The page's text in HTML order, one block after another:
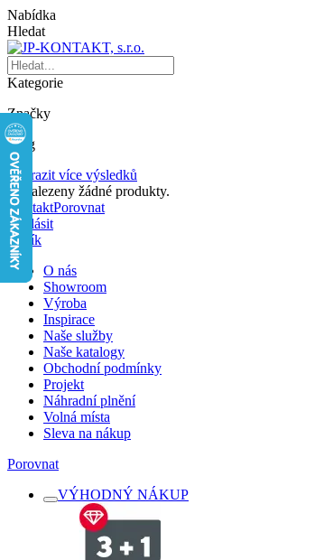
Nabídka
Hledat
Kategorie
Značky
Blog
Zobrazit více výsledků
Nenalezeny žádné produkty.
KontaktPorovnat
Přihlásit
Košík
O nás
Showroom
Výroba
Inspirace
Naše služby
Naše katalogy
Obchodní podmínky
Projekt
Náhradní plnění
Volná místa
Sleva na nákup
Porovnat
VÝHODNÝ NÁKUP